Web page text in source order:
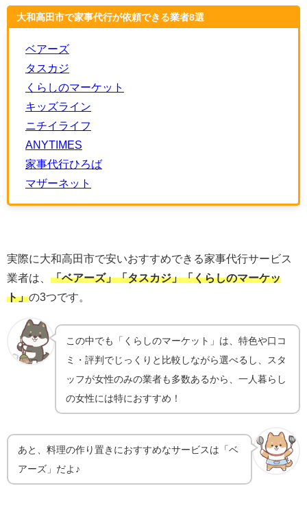
大和高田市で家事代行が依頼できる業者8選
ベアーズ
タスカジ
くらしのマーケット
キッズライン
ニチイライフ
ANYTIMES
家事代行ひろば
マザーネット
実際に大和高田市で安いおすすめできる家事代行サービス
業者は、 「ベアーズ」「タスカジ」「くらしのマーケッ
ト」の3つです。
この中でも「くらしのマーケット」は、特色や口コ
ミ・評判でじっくりと比較しながら選べるし、スタ
ッフが女性のみの業者も多数あるから、一人暮らし
の女性には特におすすめ！
あと、料理の作り置きにおすすめなサービスは「ベ
アーズ」だよ♪